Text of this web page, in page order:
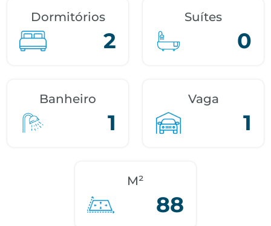
Dormitórios
2
Suítes
0
Banheiro
1
Vaga
1
M²
88